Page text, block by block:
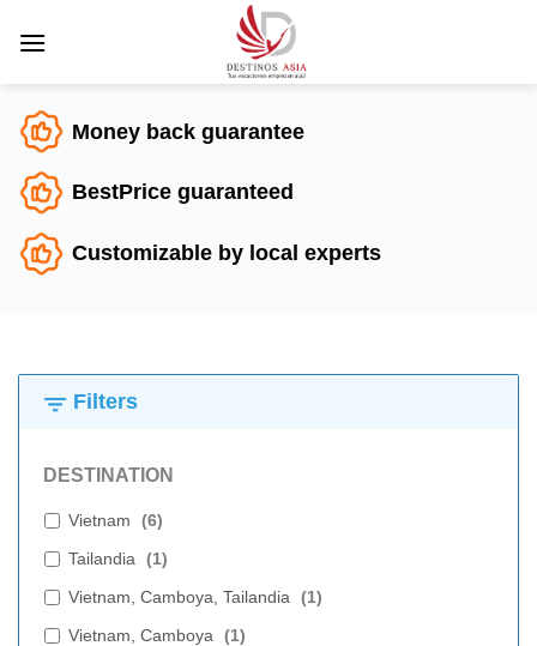
Money back guarantee
BestPrice guaranteed
Customizable by local experts
Filters
DESTINATION
Vietnam (6)
Tailandia (1)
Vietnam, Camboya, Tailandia (1)
Vietnam, Camboya (1)